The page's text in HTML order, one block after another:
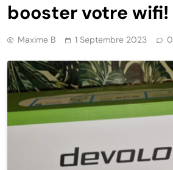
booster votre wifi!
Maxime B 1 Septembre 2023 0